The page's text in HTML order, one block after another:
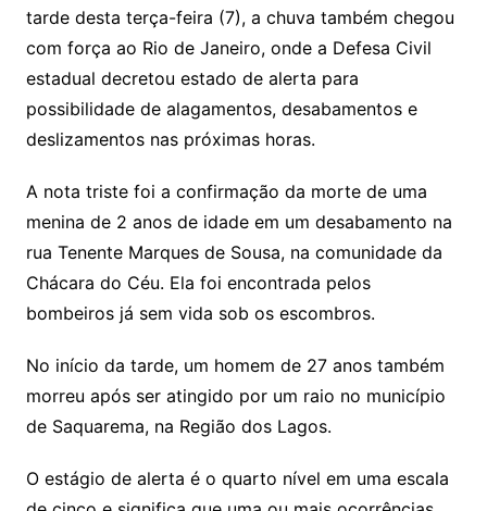
tarde desta terça-feira (7), a chuva também chegou
com força ao Rio de Janeiro, onde a Defesa Civil
estadual decretou estado de alerta para
possibilidade de alagamentos, desabamentos e
deslizamentos nas próximas horas.
A nota triste foi a confirmação da morte de uma
menina de 2 anos de idade em um desabamento na
rua Tenente Marques de Sousa, na comunidade da
Chácara do Céu. Ela foi encontrada pelos
bombeiros já sem vida sob os escombros.
No início da tarde, um homem de 27 anos também
morreu após ser atingido por um raio no município
de Saquarema, na Região dos Lagos.
O estágio de alerta é o quarto nível em uma escala